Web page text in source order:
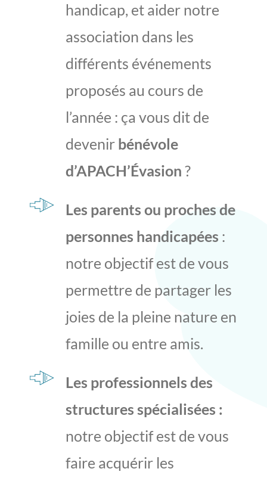
handicap, et aider notre
association dans les
différents événements
proposés au cours de
l’année : ça vous dit de
devenir bénévole
d’APACH’Évasion ?
Les parents ou proches de
personnes handicapées :
notre objectif est de vous
permettre de partager les
joies de la pleine nature en
famille ou entre amis.
Les professionnels des
structures spécialisées :
notre objectif est de vous
faire acquérir les